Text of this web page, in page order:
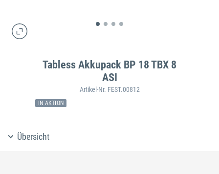
Tabless Akkupack BP 18 TBX 8
ASI
Artikel-Nr. FEST.00812
IN AKTION
Übersicht